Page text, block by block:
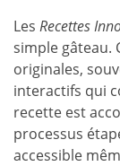
Les Recettes
simple gâteau.
originales,
interactifs qui
recette est
processus
accessible